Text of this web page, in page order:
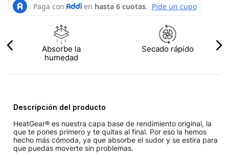
Absorbe la
humedad
Secado rápido
Descripción del producto
HeatGear® es nuestra capa base de rendimiento original, la
que te pones primero y te quitas al final. Por eso la hemos
hecho más cómoda, ya que absorbe el sudor y se estira para
que puedas moverte sin problemas.